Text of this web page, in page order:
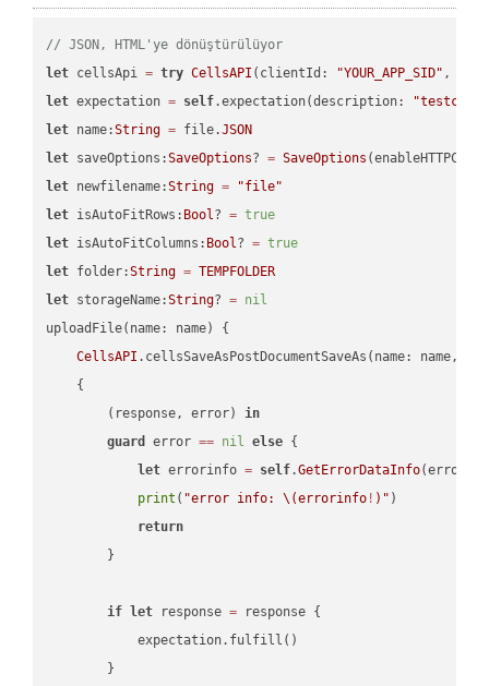
// JSON, HTML'ye dönüştürülüyor
let cellsApi = try CellsAPI (clientId: "YOUR_APP_SID" ,
let expectation = self.expectation(description:
let name:String = file.JSON
let saveOptions:SaveOptions? = SaveOptions
let newfilename:String =
"file"
let isAutoFitRows: Bool? = true
let isAutoFitColumns: Bool? = true
let folder:String = TEMPFOLDER
let storageName:String? = nil
uploadFile(name: name) {
CellsAPI .cellsSaveAsPostDocumentSaveAs(name:
    {
        (response, error)
in
guard
error == nil else {
let errorinfo = self.GetErrorDataInfo(error:
print ( "error info: \(errorinfo ! ) " )
return
        }
if let response = response {
            expectation.fulfill()
        }